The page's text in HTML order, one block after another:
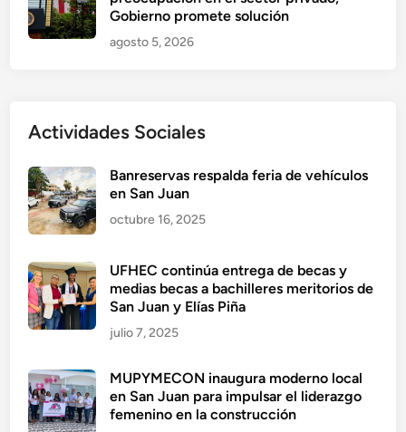
Gobierno promete solución
agosto 5, 2026
Actividades Sociales
Banreservas respalda feria de vehículos
en San Juan
octubre 16, 2025
UFHEC continúa entrega de becas y
medias becas a bachilleres meritorios de
San Juan y Elías Piña
julio 7, 2025
MUPYMECON inaugura moderno local
en San Juan para impulsar el liderazgo
femenino en la construcción